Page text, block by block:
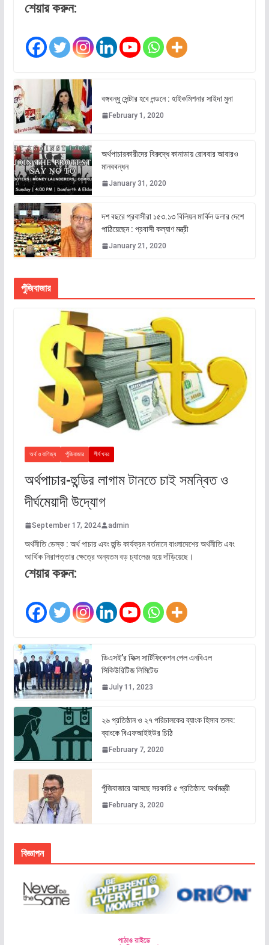
শেয়ার করুন:
বঙ্গবন্ধু সেন্টার হবে লন্ডনে : হাইকমিশনার সাইদা মুনা
February 1, 2020
অর্থপাচারকারীদের বিরুদ্ধে কানাডায় রোববার আবারও
মানববন্ধন
January 31, 2020
দশ বছরে প্রবাসীরা ১৫৩.১৩ বিলিয়ন মার্কিন ডলার দেশে
পাঠিয়েছেন : প্রবাসী কল্যাণ মন্ত্রী
January 21, 2020
পুঁজিবাজার
অর্থ ও বাণিজ্য পুঁজিবাজার শীর্ষ খবর
অর্থপাচার-হুন্ডির লাগাম টানতে চাই সমন্বিত ও
দীর্ঘমেয়াদী উদ্যোগ
September 17, 2024 admin
অর্থনীতি ডেস্ক : অর্থ পাচার এবং হুন্ডি কার্যক্রম বর্তমানে বাংলাদেশের অর্থনীতি এবং
আর্থিক নিরাপত্তার ক্ষেত্রে অন্যতম বড় চ্যালেঞ্জ হয়ে দাঁড়িয়েছে।
শেয়ার করুন:
ডিএসই’র ফিক্স সার্টিফিকেশন পেল এনবিএল
সিকিউরিটিজ লিমিটেড
July 11, 2023
২৬ প্রতিষ্ঠান ও ২৭ পরিচালকের ব্যাংক হিসাব তলব:
ব্যাংকে বিএফআইইউর চিঠি
February 7, 2020
পুঁজিবাজারে আসছে সরকারি ৫ প্রতিষ্ঠান: অর্থমন্ত্রী
February 3, 2020
বিজ্ঞাপন